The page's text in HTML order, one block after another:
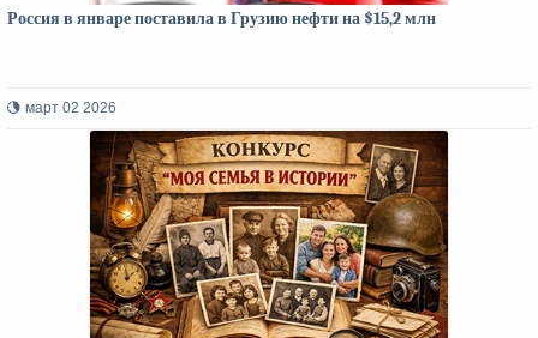
Россия в январе поставила в Грузию нефти на $15,2 млн
март 02 2026